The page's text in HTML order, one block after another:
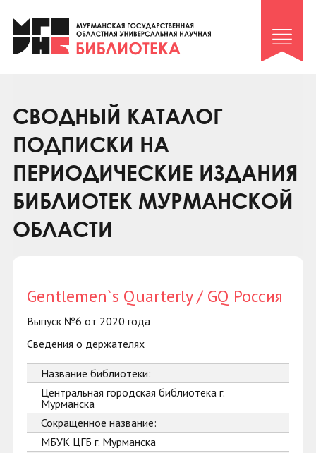
Клуб «Гиря и сельдерей»
Клуб «Семейный архив»
Коллегам
Контакты
СВОДНЫЙ КАТАЛОГ
ПОДПИСКИ НА
ПЕРИОДИЧЕСКИЕ ИЗДАНИЯ
БИБЛИОТЕК МУРМАНСКОЙ
ОБЛАСТИ
Gentlemen`s Quarterly / GQ Россия
Выпуск №6 от 2020 года
Сведения о держателях
Название библиотеки:
Центральная городская библиотека г.
Мурманска
Сокращенное название:
МБУК ЦГБ г. Мурманска